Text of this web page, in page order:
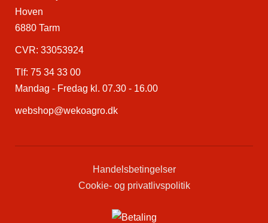
Hoven
6880 Tarm
CVR: 33053924
Tlf: 75 34 33 00
Mandag - Fredag kl. 07.30 - 16.00
webshop@wekoagro.dk
Handelsbetingelser
Cookie- og privatlivspolitik